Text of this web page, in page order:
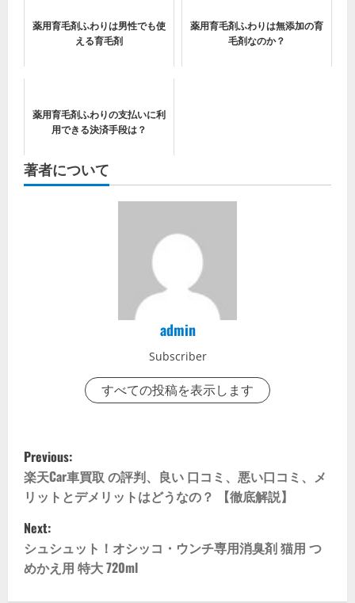
薬用育毛剤ふわりは男性でも使
える育毛剤
薬用育毛剤ふわりは無添加の育
毛剤なのか？
薬用育毛剤ふわりの支払いに利
用できる決済手段は？
著者について
admin
Subscriber
すべての投稿を表示します
P
o
s
t
n
Previous:
楽天Car車買取 の評判、良い 口コミ、悪い口コミ、メ
リットとデメリットはどうなの？ 【徹底解説】
Next:
シュシュット！オシッコ・ウンチ専用消臭剤 猫用 つ
めかえ用 特大 720ml